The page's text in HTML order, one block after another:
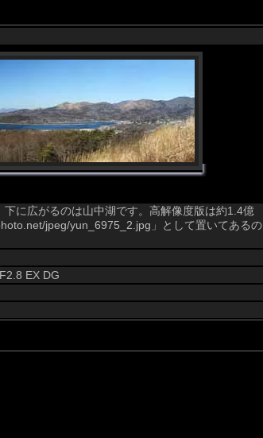
に広がるのは山中湖です。高解像度版は約1.4億
jpeg/yun_6975_2.jpg」として置いてあるの
EX DG